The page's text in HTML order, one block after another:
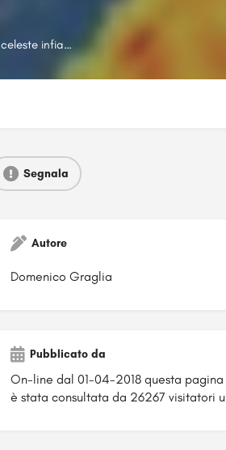
VIDEO!! Molto probabilmente è parte della navicella spaziale Tiangong 1 il corpo celeste infiammato caduto ai piedi della Val di Susa, oggi, intorno alle ore 18.00 NON SI REGISTRANO DANNI A COSE O PERSONE, segui gli aggiornamenti e il lavoro dei vol
Segnala
Autore
Domenico Graglia
Pubblicato da
On-line dal 01-04-2018 questa pagina
è stata consultata da 26267 visitatori